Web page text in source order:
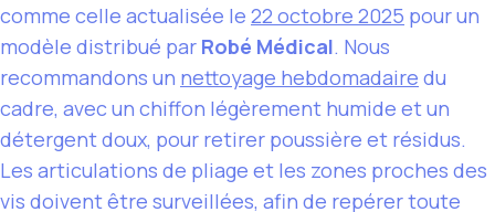
comme celle actualisée le 22 octobre 2025 pour un
modèle distribué par Robé Médical. Nous
recommandons un nettoyage hebdomadaire du
cadre, avec un chiffon légèrement humide et un
détergent doux, pour retirer poussière et résidus.
Les articulations de pliage et les zones proches des
vis doivent être surveillées, afin de repérer toute